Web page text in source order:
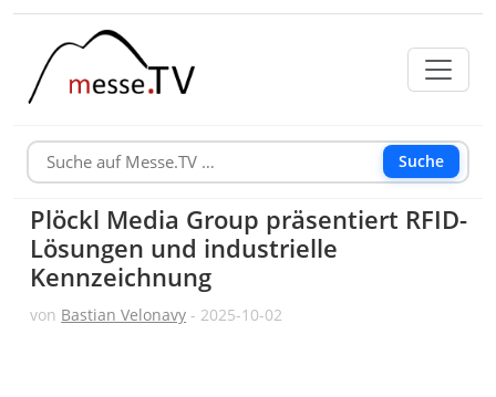
Suche
Plöckl Media Group präsentiert RFID-
Lösungen und industrielle
Kennzeichnung
von Bastian Velonavy - 2025-10-02